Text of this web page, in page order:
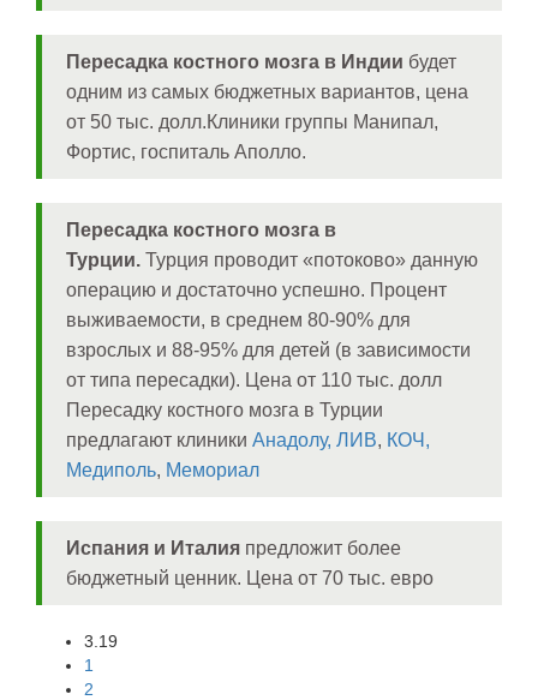
Пересадка костного мозга в Индии будет
одним из самых бюджетных вариантов, цена
от 50 тыс. долл.Клиники группы Манипал,
Фортис, госпиталь Аполло.
Пересадка костного мозга в
Турции. Турция проводит «потоково» данную
операцию и достаточно успешно. Процент
выживаемости, в среднем 80-90% для
взрослых и 88-95% для детей (в зависимости
от типа пересадки). Цена от 110 тыс. долл
Пересадку костного мозга в Турции
предлагают клиники Анадолу, ЛИВ, КОЧ,
Медиполь, Мемориал
Испания и Италия предложит более
бюджетный ценник. Цена от 70 тыс. евро
3.19
1
2